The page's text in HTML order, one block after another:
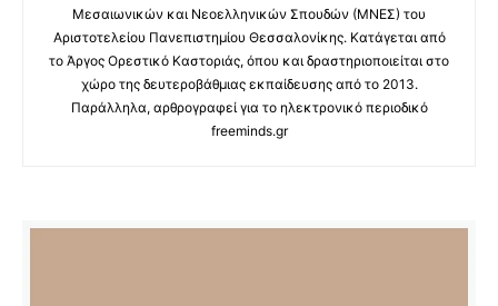
Μεσαιωνικών και Νεοελληνικών Σπουδών (ΜΝΕΣ) του
Αριστοτελείου Πανεπιστημίου Θεσσαλονίκης. Κατάγεται από
το Άργος Ορεστικό Καστοριάς, όπου και δραστηριοποιείται στο
χώρο της δευτεροβάθμιας εκπαίδευσης από το 2013.
Παράλληλα, αρθρογραφεί για το ηλεκτρονικό περιοδικό
freeminds.gr